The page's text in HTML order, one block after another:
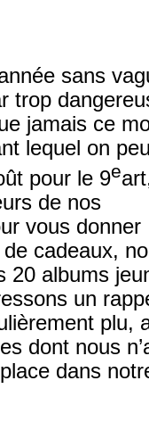
sans
trop
jamais ce
lequel on
pour le 9e
de nos
vous donner
cadeaux,
20 albums
un
plu,
dont nous
dans